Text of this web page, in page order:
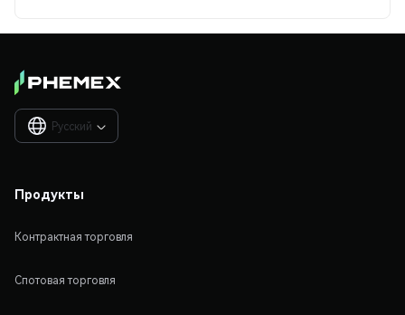
Русский 
Продукты
Контрактная торговля
Спотовая торговля